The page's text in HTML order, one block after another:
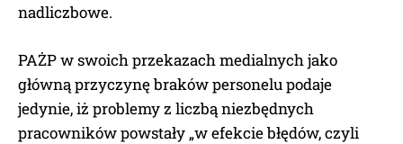
nadliczbowe.
PAŻP w swoich przekazach medialnych jako
główną przyczynę braków personelu podaje
jedynie, iż problemy z liczbą niezbędnych
pracowników powstały „w efekcie błędów, czyli